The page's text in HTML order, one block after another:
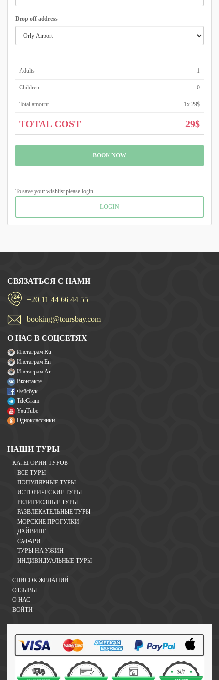
Drop off address
Adults 1
Children 0
Total amount 1x 29$
TOTAL COST 29$
BOOK NOW
To save your wishlist please login.
LOGIN
СВЯЗАТЬСЯ С НАМИ
+20 11 44 66 44 55
booking@toursbay.com
О НАС В СОЦСЕТЯХ
Инстаграм Ru
Инстаграм En
Инстаграм Ar
Вконтакте
Фейсбук
TeleGram
YouTube
Одноклассники
НАШИ ТУРЫ
КАТЕГОРИИ ТУРОВ
ВСЕ ТУРЫ
ПОПУЛЯРНЫЕ ТУРЫ
ИСТОРИЧЕСКИЕ ТУРЫ
РЕЛИГИОЗНЫЕ ТУРЫ
РАЗВЛЕКАТЕЛЬНЫЕ ТУРЫ
МОРСКИЕ ПРОГУЛКИ
ДАЙВИНГ
САФАРИ
ТУРЫ НА УЖИН
ИНДИВИДУАЛЬНЫЕ ТУРЫ
СПИСОК ЖЕЛАНИЙ
ОТЗЫВЫ
О НАС
ВОЙТИ